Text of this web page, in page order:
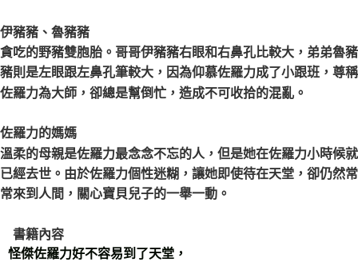
伊豬豬、魯豬豬
貪吃的野豬雙胞胎。哥哥伊豬豬右眼和右鼻孔比較大，弟弟魯豬
豬則是左眼跟左鼻孔筆較大，因為仰慕佐羅力成了小跟班，尊稱
佐羅力為大師，卻總是幫倒忙，造成不可收拾的混亂。
佐羅力的媽媽
溫柔的母親是佐羅力最念念不忘的人，但是她在佐羅力小時候就
已經去世。由於佐羅力個性迷糊，讓她即使待在天堂，卻仍然常
常來到人間，關心寶貝兒子的一舉一動。
書籍內容
怪傑佐羅力好不容易到了天堂，